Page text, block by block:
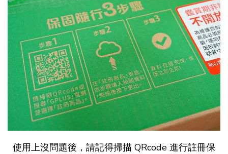
使用上沒問題後，請記得掃描 QRcode 進行註冊保